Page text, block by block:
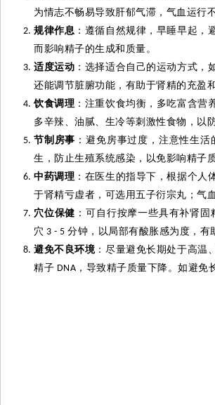
为情志不畅易导致肝郁气滞，气血运行
规律作息 ：遵循自然规律，早睡早起
而影响精子的生成和质量。
适度运动 ：选择适合自己的运动方式
还能调节脏腑功能，有助于肾精的充盈
饮食调理 ：注重饮食均衡，多吃富含
多辛辣、油腻、生冷等刺激性食物，以
节制房事 ：避免房事过度，注意性生
生，防止生殖系统感染，以免影响精子质
中药调理 ：在医生的指导下，根据个
于肾精亏虚者，可选用五子衍宗丸；气
穴位保健 ：可自行按摩一些具有补肾
穴 3 - 5 分钟，以局部有酸胀感为度，
避免不良环境：尽量避免长期处于高温
精子 DNA ，导致精子质量下降。如避